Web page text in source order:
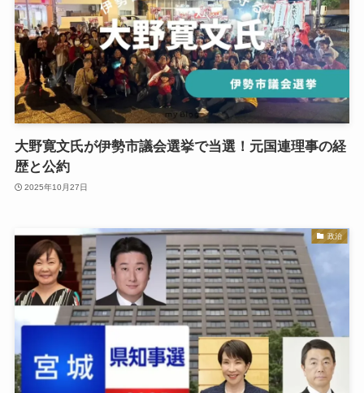
大野寛文氏が伊勢市議会選挙で当選！元国連理事の経
歴と公約
2025年10月27日
政治